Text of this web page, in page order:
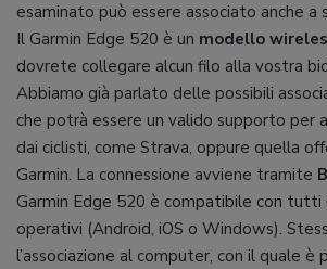
esaminato può essere associato anche a
Il Garmin Edge 520 è un modello
dovrete collegare alcun filo alla vostra
Abbiamo già parlato delle possibili
che potrà essere un valido supporto per
dai ciclisti, come Strava, oppure quella
Garmin. La connessione avviene tramite
Garmin Edge 520 è compatibile con tutti
operativi (Android, iOS o Windows).
l’associazione al computer, con il quale è